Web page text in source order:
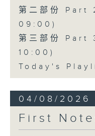
第二部份
09:00)
第三部份
10:00)
Today's
04/08/2026
First